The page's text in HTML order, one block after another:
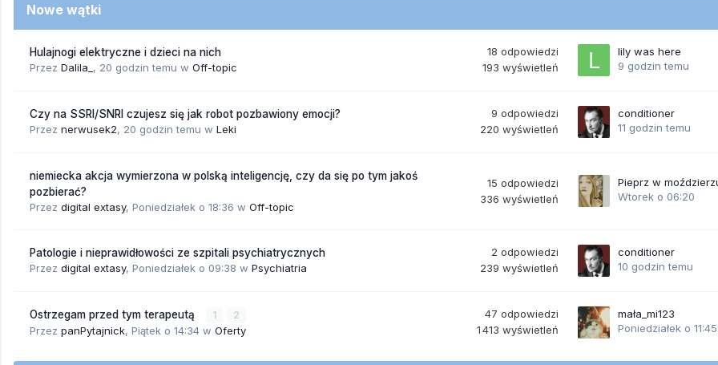
Nowe wątki
Hulajnogi elektryczne i dzieci na nich
Przez Dalila_ , 20 godzin temu w Off-topic
18 odpowiedzi
193 wyświetleń
lily was here
9 godzin temu
Czy na SSRI/SNRI czujesz się jak robot pozbawiony emocji?
Przez nerwusek2, 20 godzin temu w Leki
9 odpowiedzi
220 wyświetleń
conditioner
11 godzin temu
niemiecka akcja wymierzona w polską inteligencję, czy da się po tym jakoś
pozbierać?
Przez digital extasy, Poniedziałek o 18:36 w Off-topic
15 odpowiedzi
336 wyświetleń
Pieprz w
Wtorek o 06:20
Patologie i nieprawidłowości ze szpitali psychiatrycznych
Przez digital extasy, Poniedziałek o 09:38 w Psychiatria
2 odpowiedzi
239 wyświetleń
conditioner
10 godzin temu
Ostrzegam przed tym terapeutą 1 2
Przez panPytajnick, Piątek o 14:34 w Oferty
47 odpowiedzi
1 413 wyświetleń
mała_mi123
Poniedziałek o 11:45